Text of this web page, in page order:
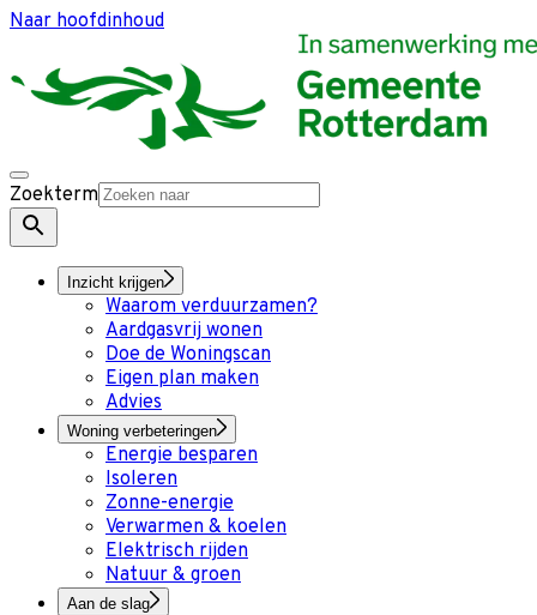
Naar hoofdinhoud
Zoekterm
Inzicht krijgen
Waarom verduurzamen?
Aardgasvrij wonen
Doe de Woningscan
Eigen plan maken
Advies
Woning verbeteringen
Energie besparen
Isoleren
Zonne-energie
Verwarmen & koelen
Elektrisch rijden
Natuur & groen
Aan de slag